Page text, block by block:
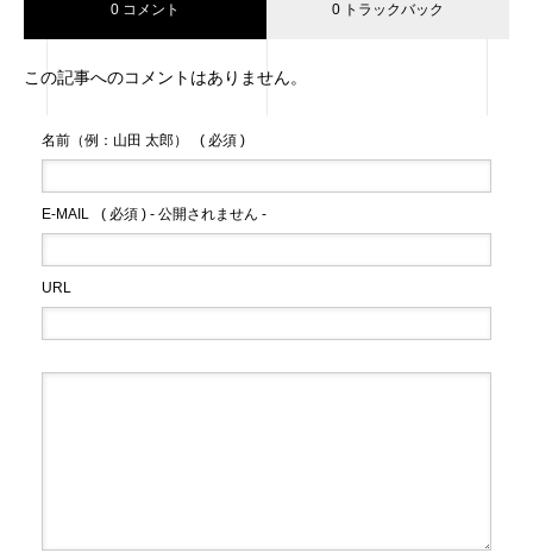
0 コメント 0 トラックバック
この記事へのコメントはありません。
名前（例：山田 太郎） ( 必須 )
E-MAIL ( 必須 ) - 公開されません -
URL